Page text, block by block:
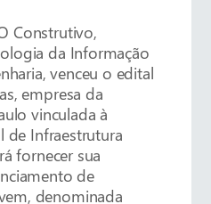
Construtivo,
da Informação
venceu o edital
empresa da
vinculada à
de Infraestrutura
fornecer sua
de
denominada